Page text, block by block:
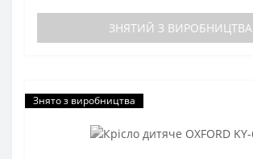
ЗНЯТИЙ З ВИРОБНИЦТВА
Знято з виробництва